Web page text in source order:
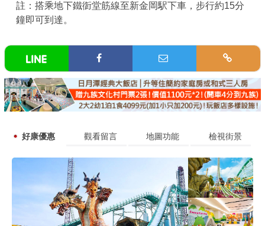
註：搭乘地下鐵衘堂筋線至新金岡駅下車，步行約15分
鐘即可到達。
好康優惠 觀看留言 地圖功能 檢視街景